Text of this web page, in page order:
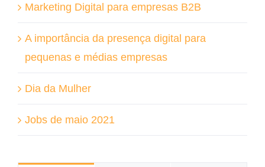
Marketing Digital para empresas B2B
A importância da presença digital para
pequenas e médias empresas
Dia da Mulher
Jobs de maio 2021